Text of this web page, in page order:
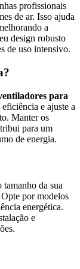
profissionais
de ar. Isso ajuda
a
design robusto
de uso intensivo.
para
e ajuste a
Manter os
para um
de energia.
da sua
por modelos
energética.
e